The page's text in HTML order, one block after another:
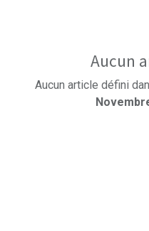
Aucun
Aucun article défini